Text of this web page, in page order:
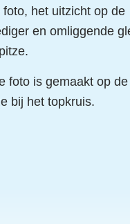
foto, het uitzicht op de
en omliggende
foto is gemaakt op
bij het topkruis.